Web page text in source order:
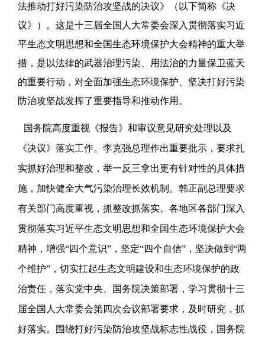
法推动打好污染防治攻坚战的决议》（以下简称《决
议》）。这是十三届全国人大常委会深入贯彻落实习近
平生态文明思想和全国生态环境保护大会精神的重大举
措，是以法律的武器治理污染、用法治的力量保卫蓝天
的重要行动，对全面加强生态环境保护、坚决打好污染
防治攻坚战发挥了重要指导和推动作用。
国务院高度重视《报告》和审议意见研究处理以及
《决议》落实工作。李克强总理作出重要批示，要求扎
实抓好治理和整改，举一反三拿出更有针对性的具体措
施，加快健全大气污染治理长效机制。韩正副总理要求
有关部门高度重视，抓整改抓落实。各地区各部门深入
贯彻落实习近平生态文明思想和全国生态环境保护大会
精神，增强“四个意识”，坚定“四个自信”，坚决做到“两
个维护”，切实扛起生态文明建设和生态环境保护的政
治责任，落实党中央、国务院决策部署，学习贯彻十三
届全国人大常委会第四次会议部署要求，及时研究，抓
好落实。围绕打好污染防治攻坚战标志性战役，国务院